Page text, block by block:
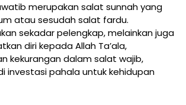
merupakan salat sunnah yang
atau sesudah salat fardu.
sekadar pelengkap, melainkan juga
diri kepada Allah Ta’ala,
kekurangan dalam salat wajib,
investasi pahala untuk kehidupan